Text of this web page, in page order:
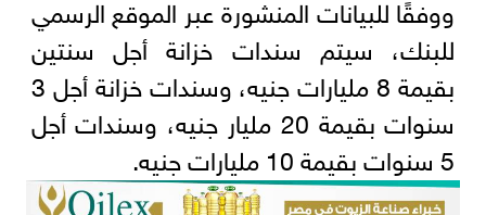
للبنك، سيتم سندات خزانة أجل سنتين
بقيمة 8 مليارات جنيه، وسندات خزانة أجل 3
سنوات بقيمة 20 مليار جنيه، وسندات أجل
5 سنوات بقيمة 10 مليارات جنيه.